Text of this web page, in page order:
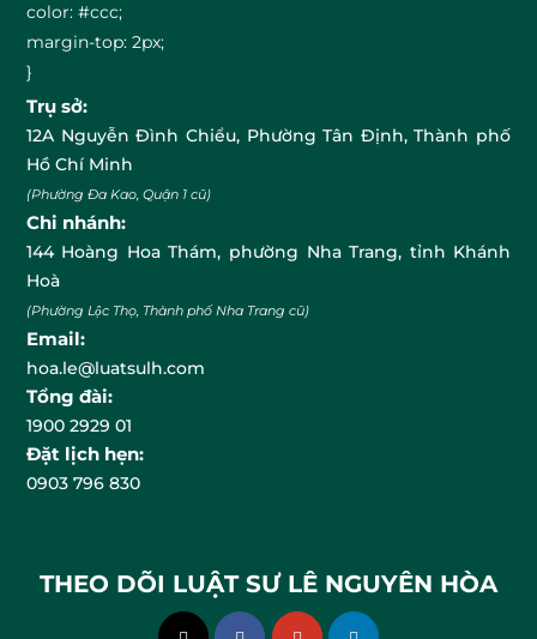
color: #ccc;
margin-top: 2px;
}
Trụ sở:
12A Nguyễn Đình Chiểu, Phường Tân Định, Thành phố
Hồ Chí Minh
(Phường Đa Kao, Quận 1 cũ)
Chi nhánh:
144 Hoàng Hoa Thám, phường Nha Trang, tỉnh Khánh
Hoà
(Phường Lộc Thọ, Thành phố Nha Trang cũ)
Email:
hoa.le@luatsulh.com
Tổng đài:
1900 2929 01
Đặt lịch hẹn:
0903 796 830
THEO DÕI LUẬT SƯ LÊ NGUYÊN HÒA